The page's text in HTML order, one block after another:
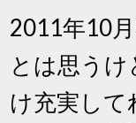
2011年10
とは思う
け充実して